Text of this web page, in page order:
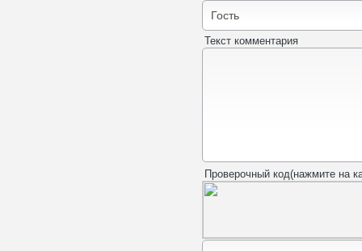
Текст комментария
Проверочный код(нажмите на